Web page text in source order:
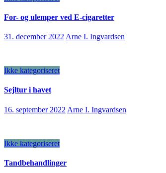
For- og ulemper ved E-cigaretter
31. december 2022 Arne I. Ingvardsen
Ikke kategoriseret
Sejltur i havet
16. september 2022 Arne I. Ingvardsen
Ikke kategoriseret
Tandbehandlinger